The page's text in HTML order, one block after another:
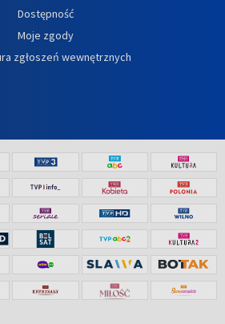
Dostępność
Moje zgody
zgłoszeń wewnętrznych